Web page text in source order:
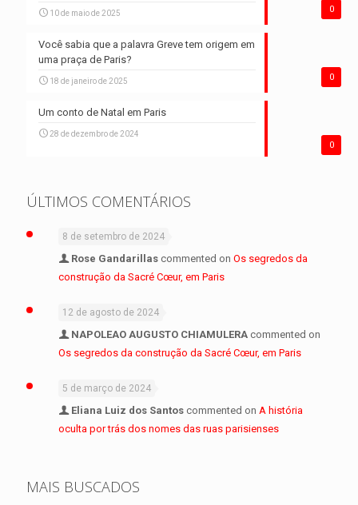
0
10 de maio de 2025
0
Você sabia que a palavra Greve tem origem em
uma praça de Paris?
18 de janeiro de 2025
0
Um conto de Natal em Paris
28 de dezembro de 2024
ÚLTIMOS COMENTÁRIOS
8 de setembro de 2024
Rose Gandarillas commented on Os segredos da
construção da Sacré Cœur, em Paris
12 de agosto de 2024
NAPOLEAO AUGUSTO CHIAMULERA commented on
Os segredos da construção da Sacré Cœur, em Paris
5 de março de 2024
Eliana Luiz dos Santos commented on A história
oculta por trás dos nomes das ruas parisienses
MAIS BUSCADOS